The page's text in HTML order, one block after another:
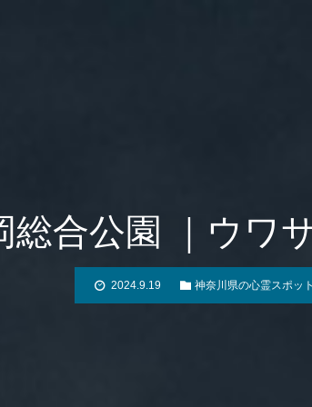
総合公園 ｜ウワ
2024.9.19 神奈川県の心霊スポット